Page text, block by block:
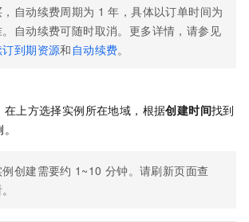
自动续费周期为 1 年，具体以订单时间为
。自动续费可随时取消。更多详情，请参见
订到期资源和 自动续费。
在上方选择实例所在地域，根据创建时间找到
例创建需要约 1~10 分钟。请刷新页面查